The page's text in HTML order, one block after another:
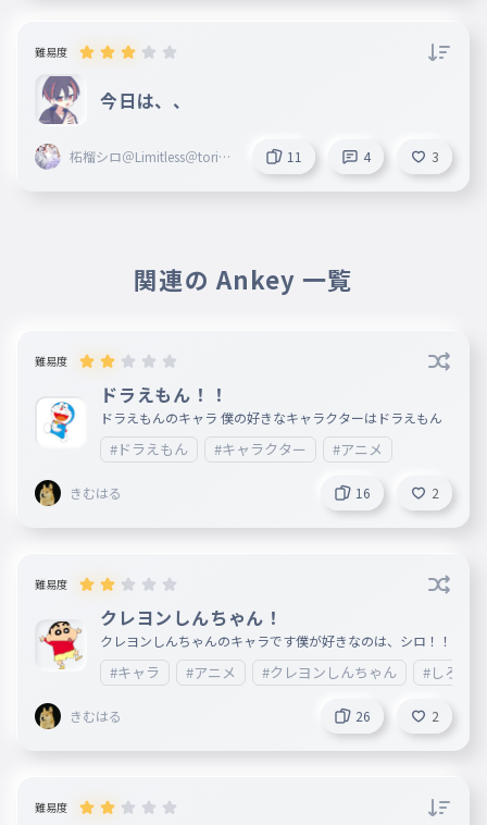
難易度
今日は、、
柘榴シロ＠Limitless＠toripr
11 4 3
関連の Ankey 一覧
難易度
ドラえもん！！
ドラえもんのキャラ 僕の好きなキャラクターはドラえもん
#ドラえもん #キャラクター #アニメ
きむはる 16 2
難易度
クレヨンしんちゃん！
クレヨンしんちゃんのキャラです僕が好きなのは、シロ！！
#キャラ #アニメ #クレヨンしんちゃん #しろ
きむはる 26 2
難易度